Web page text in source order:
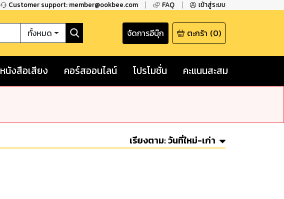
Customer support: member@ookbee.com FAQ เข้าสู่ระบบ
ทั้งหมด จัดการอีบุ๊ก ตะกร้า (0)
หนังสือเสียง คอร์สออนไลน์ โปรโมชั่น คะแนนสะสม
เรียงตาม:วันที่ใหม่-เก่า